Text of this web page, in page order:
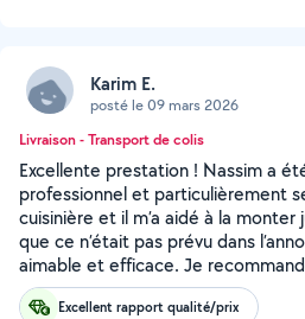
Karim E.
posté le 09 mars 2026
Livraison - Transport de colis
Excellente prestation ! Nassim a
professionnel et particulièrement
cuisinière et il m’a aidé à la monter
que ce n’était pas prévu dans
aimable et efficace. Je
Excellent rapport qualité/prix